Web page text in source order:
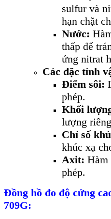
sulfur và
hạn chặt
Nước:
thấp để
ứng nitrat
Các đặc tính
Điểm sôi:
phép.
Khối
lượng
Chỉ số
khúc xạ
Axit: Hàm
phép.
Đồng hồ đo độ cứng
709G: